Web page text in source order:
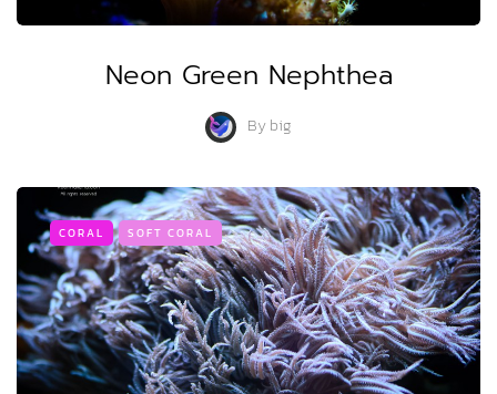
Neon Green Nephthea
Bybig
CORAL SOFT CORAL